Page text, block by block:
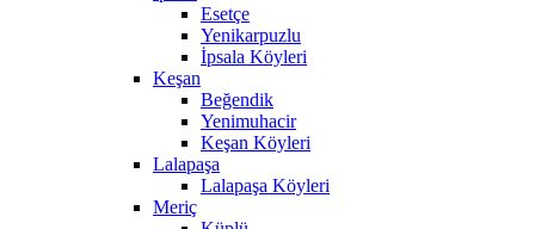
Esetçe
Yenikarpuzlu
İpsala Köyleri
Keşan
Beğendik
Yenimuhacir
Keşan Köyleri
Lalapaşa
Lalapaşa Köyleri
Meriç